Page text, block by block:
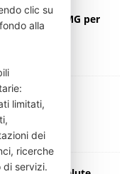
della SIMG per
fragili
Italia
clic su
alla
limitati,
dei
ricerche
servizi.